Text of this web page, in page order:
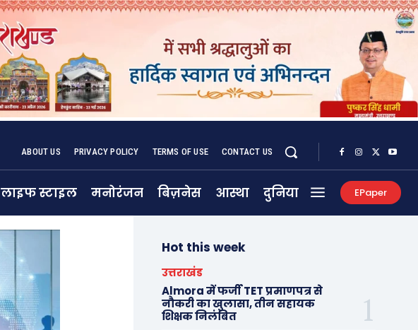
ABOUT US PRIVACY POLICY TERMS OF USE CONTACT US
लाइफ स्टाइल मनोरंजन बिज़नेस आस्था दुनिया EPaper
Hot this week
उत्तराखंड
Almora में फर्जी TET प्रमाणपत्र से
नौकरी का खुलासा, तीन सहायक
शिक्षक निलंबित